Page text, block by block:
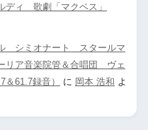
ディ 歌劇「マクベス」
シミオナート スタールマ
リア音楽院管＆合唱団 ヴェ
61.7録音）
に 岡本 浩和 よ